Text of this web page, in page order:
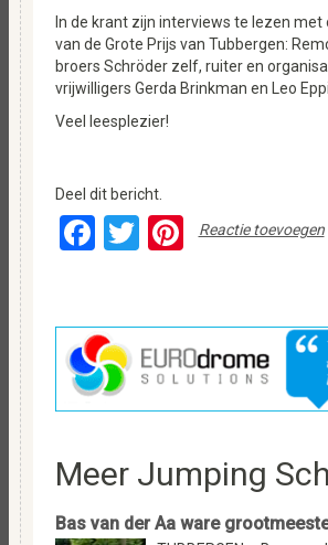
In de krant zijn interviews te lezen
van de Grote Prijs van Tubbergen:
broers Schröder zelf, ruiter en
vrijwilligers Gerda Brinkman en Leo
Veel leesplezier!
Deel dit bericht.
Facebook
Twitter
Pinterest
Reactie toevoegen
Meer Jumping
Bas van der Aa ware